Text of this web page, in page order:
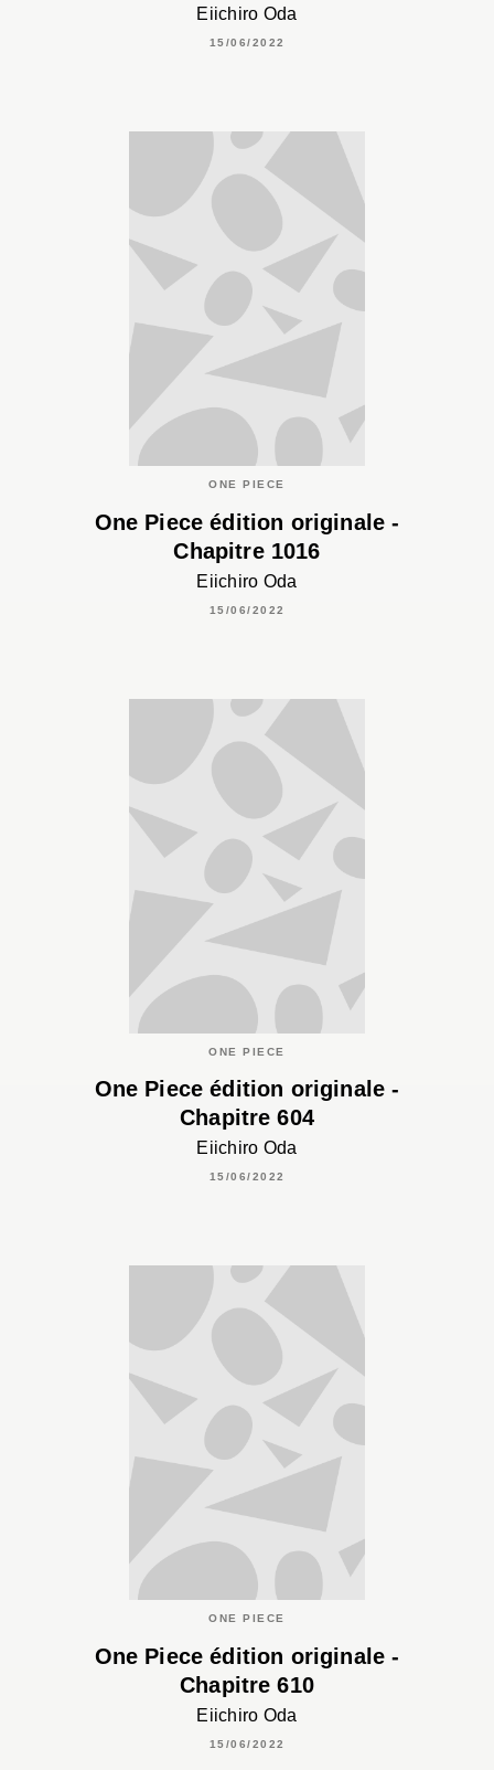
Eiichiro Oda
15/06/2022
ONE PIECE
One Piece édition originale -
Chapitre 1016
Eiichiro Oda
15/06/2022
ONE PIECE
One Piece édition originale -
Chapitre 604
Eiichiro Oda
15/06/2022
ONE PIECE
One Piece édition originale -
Chapitre 610
Eiichiro Oda
15/06/2022